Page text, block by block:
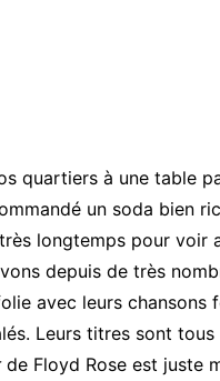
quartiers à une table
un soda bien
longtemps pour voir
depuis de très
avec leurs chansons
Leurs titres sont
de Floyd Rose est juste